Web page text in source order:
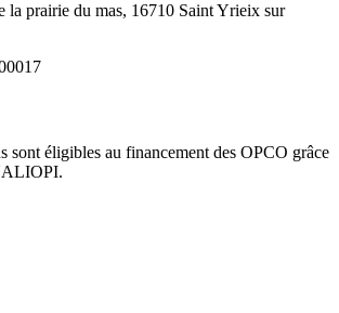
la prairie du mas, 16710 Saint Yrieix sur
sont éligibles au financement des OPCO grâce